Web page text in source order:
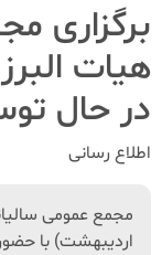
برگزاری
هیات
در حال
اطلاع رسانی
اردیبهشت) با